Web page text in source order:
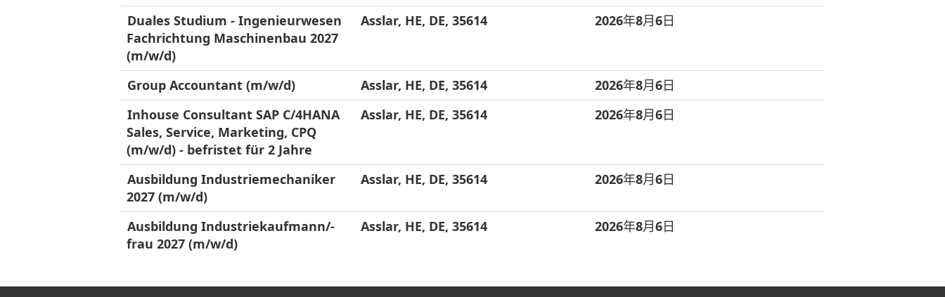
Duales Studium - Ingenieurwesen
Fachrichtung Maschinenbau 2027
(m/w/d)
Asslar, HE, DE, 35614 2026年8月6日
Group Accountant (m/w/d) Asslar, HE, DE, 35614
2026年8月6日
Inhouse Consultant SAP C/4HANA
Sales, Service, Marketing, CPQ
(m/w/d) - befristet für 2 Jahre
Asslar, HE, DE, 35614 2026年8月6日
Ausbildung Industriemechaniker
2027 (m/w/d)
Asslar, HE, DE, 35614 2026年8月6日
Ausbildung Industriekaufmann/-
frau 2027 (m/w/d)
Asslar, HE, DE, 35614 2026年8月6日